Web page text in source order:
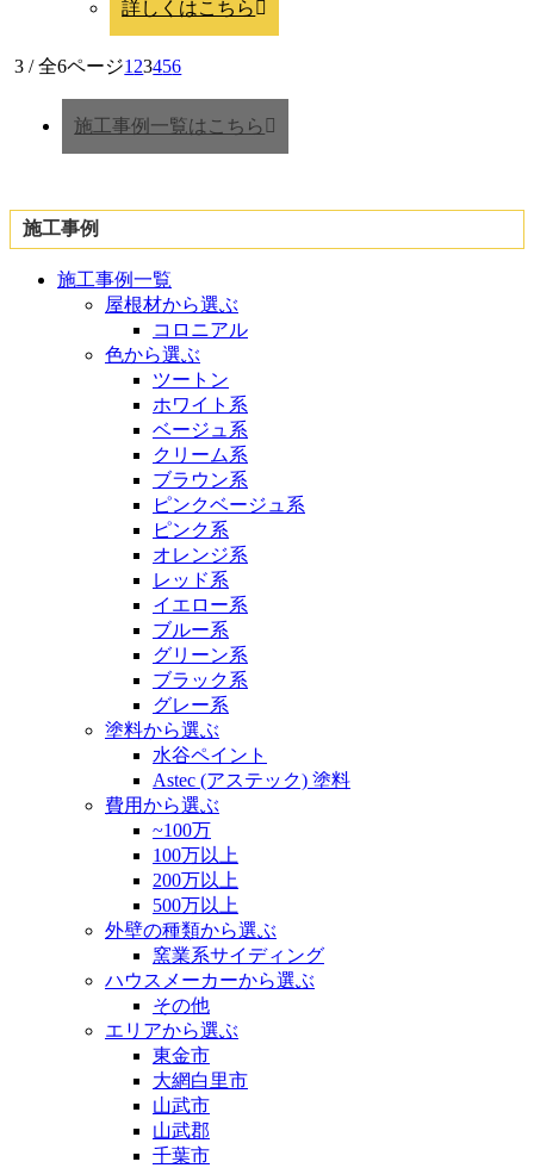
詳しくはこちら
3 / 全6ページ1 23456
施工事例一覧はこちら
施工事例
施工事例一覧
屋根材から選ぶ
コロニアル
色から選ぶ
ツートン
ホワイト系
ベージュ系
クリーム系
ブラウン系
ピンクベージュ系
ピンク系
オレンジ系
レッド系
イエロー系
ブルー系
グリーン系
ブラック系
グレー系
塗料から選ぶ
水谷ペイント
Astec (アステック) 塗料
費用から選ぶ
~100万
100万以上
200万以上
500万以上
外壁の種類から選ぶ
窯業系サイディング
ハウスメーカーから選ぶ
その他
エリアから選ぶ
東金市
大網白里市
山武市
山武郡
千葉市